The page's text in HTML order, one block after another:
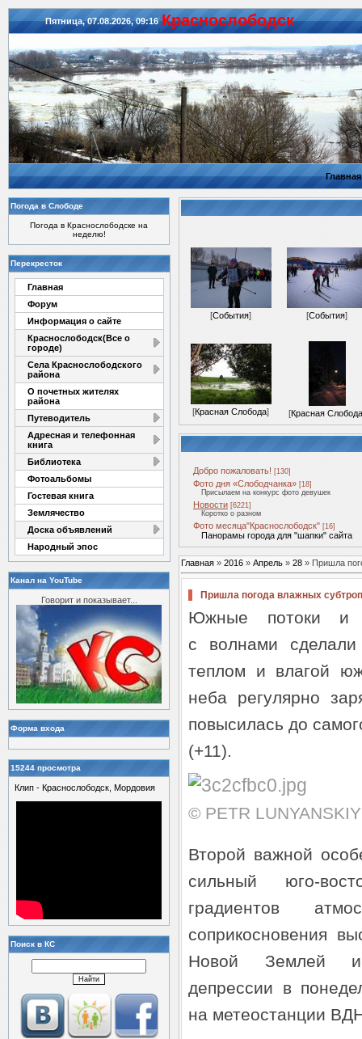
Пятница, 07.08.2026, 09:16 Красноcлободск
Главная
Погода в Слободе
Погода в Краснослободске на
неделю!
Перекресток
Главная
Форум
Информация о сайте
Краснослободск(Все о
городе)
Села Краснослободского
района
О почетных жителях
района
Путеводитель
Адресная и телефонная
книга
Библиотека
Фотоальбомы
Гостевая книга
Землячество
Доска объявлений
Народный эпос
Канал на YouTube
Говорит и показывает...
Форма входа
15244 просмотра
Клип - Краснослободск, Мордовия
Поиск в КС
[События] [События]
[Красная Слобода] [Красная Слобода
Добро пожаловать! [130]
Фото дня «Слободчанка» [18]
Присылаем на конкурс фото девушек
Новости [6221]
Коротко о разном
Фото месяца"Краснослободск" [16]
Панорамы города для "шапки" сайта
Главная » 2016 » Апрель » 28 » Пришла
Пришла погода влажных
Южные потоки и
с волнами
теплом и влагой
неба регулярно
повысилась до
(+11).
© PETR
Второй важной
сильный юго-
градиентов
соприкосновения
Новой Землей и
депрессии в
на метеостанции